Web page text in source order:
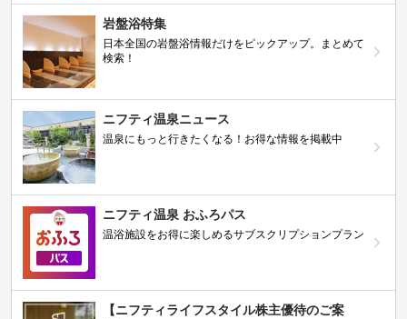
岩盤浴特集
日本全国の岩盤浴情報だけをピックアップ。まとめて
検索！
ニフティ温泉ニュース
温泉にもっと行きたくなる！お得な情報を掲載中
ニフティ温泉 おふろパス
温浴施設をお得に楽しめるサブスクリプションプラン
【ニフティライフスタイル株主優待のご案